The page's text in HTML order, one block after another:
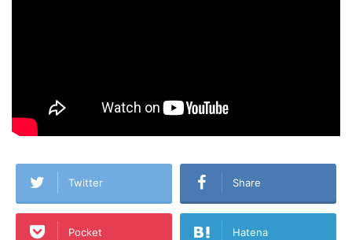
Twitter Share
Pocket Hatena